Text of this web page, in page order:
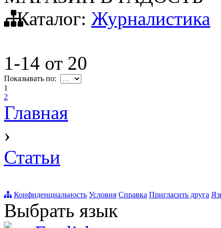
Каталог: Журналистика
1-14 от 20
Показывать по:
1
2
Главная
›
Статьи
Конфиденциальность Условия Справка Пригласить друга
Выбрать язык